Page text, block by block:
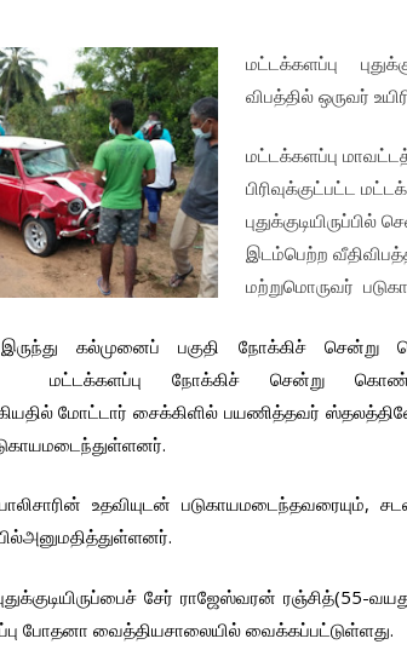
மட்டக்களப்பு
விபத்தில் ஒருவர்
மட்டக்களப்பு
பிரிவுக்குட்பட்ட
புதுக்குடியிருப்பில்
இடம்பெற்ற
மற்றுமொருவர்
இருந்து கல்முனைப் பகுதி நோக்கிச் சென்று
மட்டக்களப்பு நோக்கிச் சென்று
மோட்டார் சைக்கிளில் பயணித்தவர்
.
உதவியுடன் படுகாயமடைந்தவரையும்,
.
சேர் ராஜேஸ்வரன் ரஞ்சித்(55-
போதனா வைத்தியசாலையில் வைக்கப்பட்டுள்ளது.